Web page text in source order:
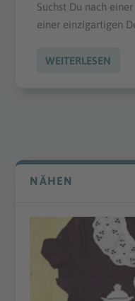
Suchst Du nach
einer einzigartigen
WEITERLESEN
NÄHEN